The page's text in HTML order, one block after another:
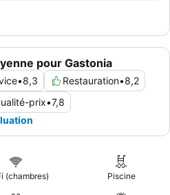
et d'envisager de demander
de construction actives afin de
pour Gastonia
•8,3 Restauration•8,2
prix•7,8
(chambres) Piscine